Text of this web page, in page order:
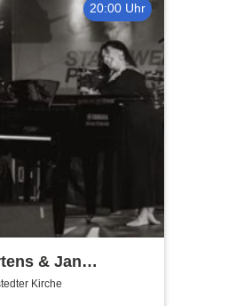
20:00 Uhr
& Jan
Support
Kirche